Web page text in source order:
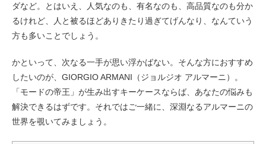
ダなど。とはいえ、人気なのも、有名なのも、高品質なのも分か
るけれど、人と被るほどありきたり過ぎてげんなり、なんていう
方も多いことでしょう。
かといって、次なる一手が思い浮かばない。そんな方におすすめ
したいのが、GIORGIO ARMANI（ジョルジオ アルマーニ）。
「モードの帝王」が生み出すキーケースならば、あなたの悩みも
解決できるはずです。それではご一緒に、深淵なるアルマーニの
世界を覗いてみましょう。